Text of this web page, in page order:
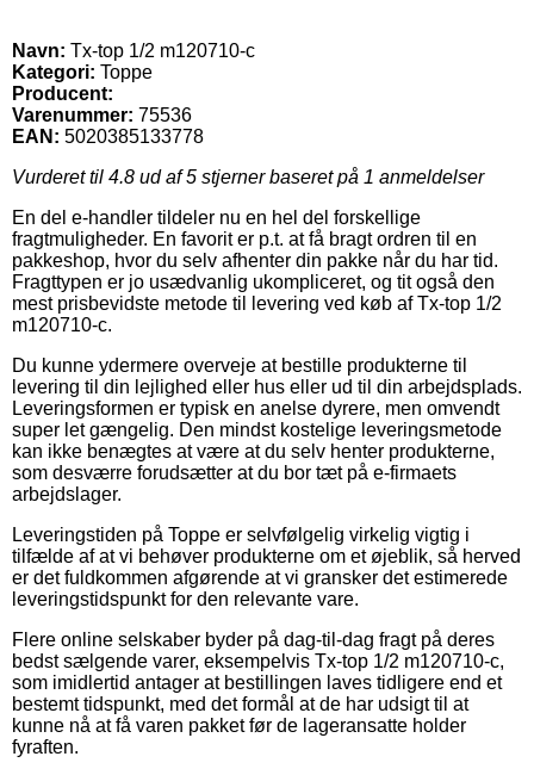
Navn: Tx-top 1/2 m120710-c
Kategori: Toppe
Producent:
Varenummer: 75536
EAN: 5020385133778
Vurderet til 4.8 ud af 5 stjerner baseret på 1 anmeldelser
En del e-handler tildeler nu en hel del forskellige
fragtmuligheder. En favorit er p.t. at få bragt ordren til en
pakkeshop, hvor du selv afhenter din pakke når du har tid.
Fragttypen er jo usædvanlig ukompliceret, og tit også den
mest prisbevidste metode til levering ved køb af Tx-top 1/2
m120710-c.
Du kunne ydermere overveje at bestille produkterne til
levering til din lejlighed eller hus eller ud til din arbejdsplads.
Leveringsformen er typisk en anelse dyrere, men omvendt
super let gængelig. Den mindst kostelige leveringsmetode
kan ikke benægtes at være at du selv henter produkterne,
som desværre forudsætter at du bor tæt på e-firmaets
arbejdslager.
Leveringstiden på Toppe er selvfølgelig virkelig vigtig i
tilfælde af at vi behøver produkterne om et øjeblik, så herved
er det fuldkommen afgørende at vi gransker det estimerede
leveringstidspunkt for den relevante vare.
Flere online selskaber byder på dag-til-dag fragt på deres
bedst sælgende varer, eksempelvis Tx-top 1/2 m120710-c,
som imidlertid antager at bestillingen laves tidligere end et
bestemt tidspunkt, med det formål at de har udsigt til at
kunne nå at få varen pakket før de lageransatte holder
fyraften.